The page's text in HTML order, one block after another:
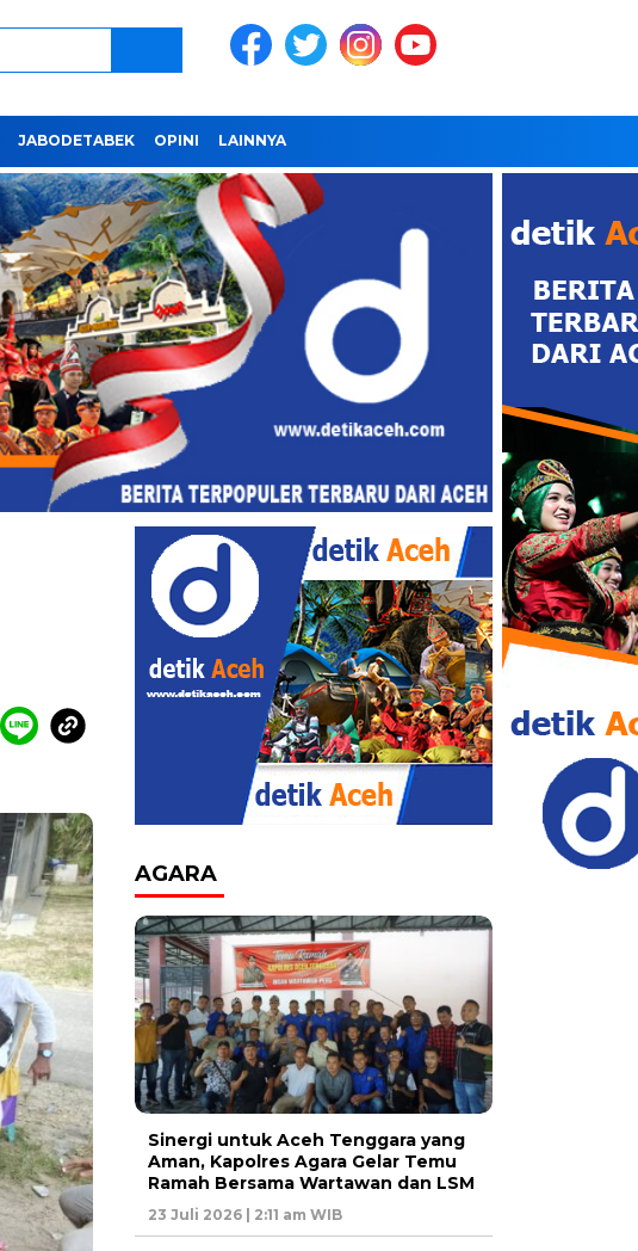
JABODETABEK OPINI LAINNYA
AGARA
Sinergi untuk Aceh Tenggara yang
Aman, Kapolres Agara Gelar Temu
Ramah Bersama Wartawan dan LSM
23 Juli 2026 | 2:11 am WIB